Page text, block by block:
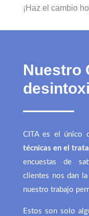
¡Haz el cambio
Nuestro
CITA es el único
técnicas en el
encuestas de
clientes nos dan
nuestro trabajo
Estos son solo